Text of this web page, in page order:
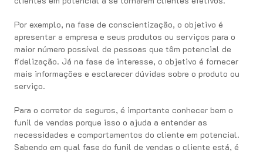
Por exemplo, na fase de conscientização, o objetivo é
apresentar a empresa e seus produtos ou serviços para o
maior número possível de pessoas que têm potencial de
fidelização. Já na fase de interesse, o objetivo é fornecer
mais informações e esclarecer dúvidas sobre o produto ou
serviço.
Para o corretor de seguros, é importante conhecer bem o
funil de vendas porque isso o ajuda a entender as
necessidades e comportamentos do cliente em potencial.
Sabendo em qual fase do funil de vendas o cliente está, é